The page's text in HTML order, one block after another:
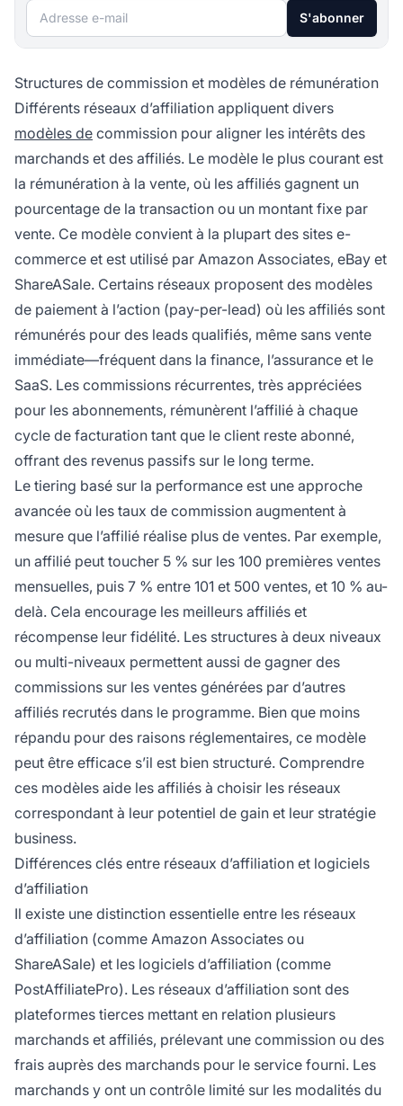
Adresse e-mail S'abonner
Structures de commission et modèles de rémunération
Différents réseaux d’affiliation appliquent divers
modèles de commission pour aligner les intérêts des
marchands et des affiliés. Le modèle le plus courant est
la rémunération à la vente, où les affiliés gagnent un
pourcentage de la transaction ou un montant fixe par
vente. Ce modèle convient à la plupart des sites e-
commerce et est utilisé par Amazon Associates, eBay et
ShareASale. Certains réseaux proposent des modèles
de paiement à l’action (pay-per-lead) où les affiliés sont
rémunérés pour des leads qualifiés, même sans vente
immédiate—fréquent dans la finance, l’assurance et le
SaaS. Les commissions récurrentes, très appréciées
pour les abonnements, rémunèrent l’affilié à chaque
cycle de facturation tant que le client reste abonné,
offrant des revenus passifs sur le long terme.
Le tiering basé sur la performance est une approche
avancée où les taux de commission augmentent à
mesure que l’affilié réalise plus de ventes. Par exemple,
un affilié peut toucher 5 % sur les 100 premières ventes
mensuelles, puis 7 % entre 101 et 500 ventes, et 10 % au-
delà. Cela encourage les meilleurs affiliés et
récompense leur fidélité. Les structures à deux niveaux
ou multi-niveaux permettent aussi de gagner des
commissions sur les ventes générées par d’autres
affiliés recrutés dans le programme. Bien que moins
répandu pour des raisons réglementaires, ce modèle
peut être efficace s’il est bien structuré. Comprendre
ces modèles aide les affiliés à choisir les réseaux
correspondant à leur potentiel de gain et leur stratégie
business.
Différences clés entre réseaux d’affiliation et logiciels
d’affiliation
Il existe une distinction essentielle entre les réseaux
d’affiliation (comme Amazon Associates ou
ShareASale) et les logiciels d’affiliation (comme
PostAffiliatePro). Les réseaux d’affiliation sont des
plateformes tierces mettant en relation plusieurs
marchands et affiliés, prélevant une commission ou des
frais auprès des marchands pour le service fourni. Les
marchands y ont un contrôle limité sur les modalités du